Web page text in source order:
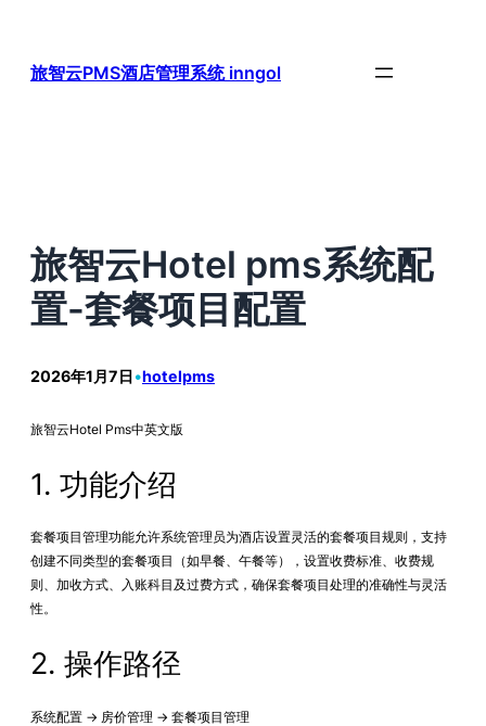
旅智云PMS酒店管理系统 inngol
旅智云Hotel pms系统配
置-套餐项目配置
2026年1月7日•hotelpms
旅智云Hotel Pms中英文版
1. 功能介绍
套餐项目管理功能允许系统管理员为酒店设置灵活的套餐项目规则，支持
创建不同类型的套餐项目（如早餐、午餐等），设置收费标准、收费规
则、加收方式、入账科目及过费方式，确保套餐项目处理的准确性与灵活
性。
2. 操作路径
系统配置 → 房价管理 → 套餐项目管理